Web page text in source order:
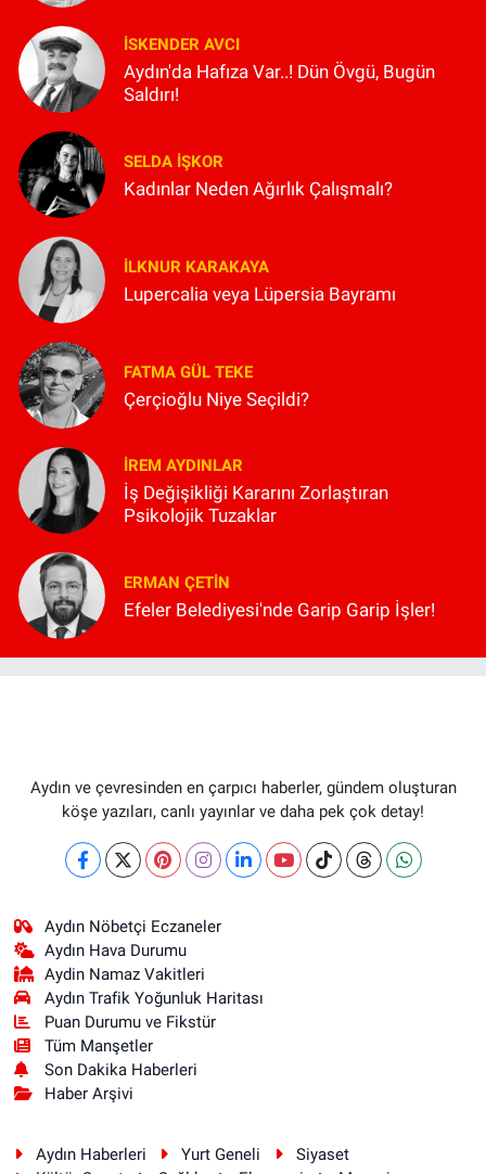
İSKENDER AVCI
Aydın'da Hafıza Var..! Dün Övgü, Bugün
Saldırı!
SELDA İŞKOR
Kadınlar Neden Ağırlık Çalışmalı?
İLKNUR KARAKAYA
Lupercalia veya Lüpersia Bayramı
FATMA GÜL TEKE
Çerçioğlu Niye Seçildi?
İREM AYDINLAR
İş Değişikliği Kararını Zorlaştıran
Psikolojik Tuzaklar
ERMAN ÇETIN
Efeler Belediyesi'nde Garip Garip İşler!
Aydın ve çevresinden en çarpıcı haberler, gündem oluşturan
köşe yazıları, canlı yayınlar ve daha pek çok detay!
Aydın Nöbetçi Eczaneler
Aydın Hava Durumu
Aydin Namaz Vakitleri
Aydın Trafik Yoğunluk Haritası
Puan Durumu ve Fikstür
Tüm Manşetler
Son Dakika Haberleri
Haber Arşivi
Aydın Haberleri Yurt Geneli
Siyaset